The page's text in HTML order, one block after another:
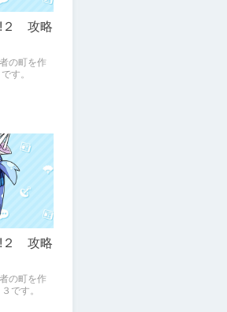
!２ 攻略
の町を作
す。
!２ 攻略
の町を作
です。